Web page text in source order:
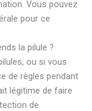
Vous pouvez
pour ce
la pilule ?
ou si vous
de règles pendant
légitime de faire
de